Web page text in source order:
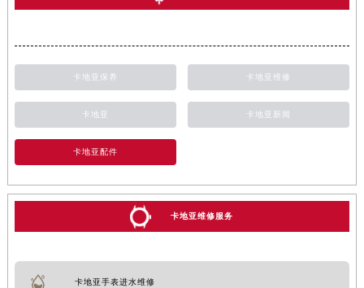
卡地亚保养 卡地亚维修
卡地亚 卡地亚新闻
卡地亚配件
卡地亚维修服务
卡地亚手表进水维修